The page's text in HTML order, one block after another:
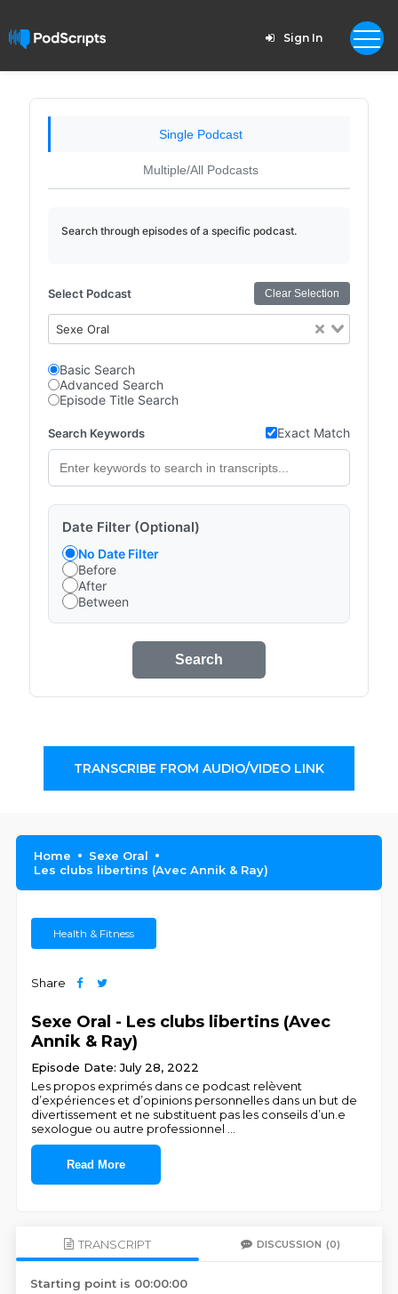
Sign In
Single Podcast
Multiple/All Podcasts
Search through episodes of a specific podcast.
Select Podcast Clear Selection
Sexe Oral
Basic Search
Advanced Search
Episode Title Search
Search Keywords Exact Match
Date Filter (Optional)
No Date Filter
Before
After
Between
Search
TRANSCRIBE FROM AUDIO/VIDEO LINK
Home
Sexe Oral
Les clubs libertins (Avec Annik & Ray)
Health & Fitness
Share
Sexe Oral - Les clubs libertins (Avec
Annik & Ray)
Episode Date: July 28, 2022
Les propos exprimés dans ce podcast relèvent
d’expériences et d’opinions personnelles dans un but de
divertissement et ne substituent pas les conseils d’un.e
sexologue ou autre professionnel
Read More
TRANSCRIPT DISCUSSION (0)
Starting point is 00:00:00